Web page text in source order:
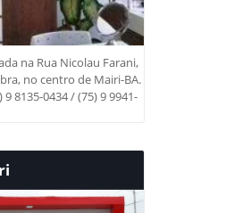
na Rua Nicolau Farani,
no centro de Mairi-BA.
8135-0434 / (75) 9 9941-